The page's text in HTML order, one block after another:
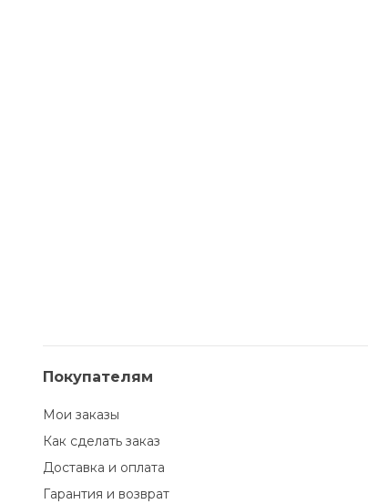
Покупателям
Мои заказы
Как сделать заказ
Доставка и оплата
Гарантия и возврат